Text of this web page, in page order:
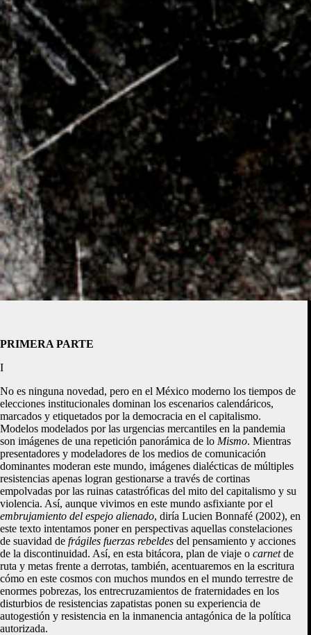
PRIMERA PARTE
I
No es ninguna novedad, pero en el México moderno los tiempos de
elecciones institucionales dominan los escenarios calendáricos,
marcados y etiquetados por la democracia en el capitalismo.
Modelos modelados por las urgencias mercantiles en la pandemia
son imágenes de una repetición panorámica de lo Mismo. Mientras
presentadores y modeladores de los medios de comunicación
dominantes moderan este mundo, imágenes dialécticas de múltiples
resistencias apenas logran gestionarse a través de cortinas
empolvadas por las ruinas catastróficas del mito del capitalismo y su
violencia. Así, aunque vivimos en este mundo asfixiante por el
embrujamiento del espejo alienado, diría Lucien Bonnafé (2002), en
este texto intentamos poner en perspectivas aquellas constelaciones
de suavidad de frágiles fuerzas rebeldes del pensamiento y acciones
de la discontinuidad. Así, en esta bitácora, plan de viaje o carnetde
ruta y metas frente a derrotas, también, acentuaremos en la escritura
cómo en este cosmos con muchos mundos en el mundo terrestre de
enormes pobrezas, los entrecruzamientos de fraternidades en los
disturbios de resistencias zapatistas ponen su experiencia de
autogestión y resistencia en la inmanencia antagónica de la política
autorizada.